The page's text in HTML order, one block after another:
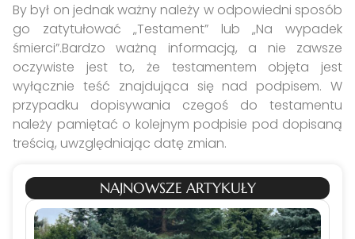
By był on jednak ważny należy w odpowiedni sposób
go zatytułować „Testament” lub „Na wypadek
śmierci”.Bardzo ważną informacją, a nie zawsze
oczywiste jest to, że testamentem objęta jest
wyłącznie teść znajdująca się nad podpisem. W
przypadku dopisywania czegoś do testamentu
należy pamiętać o kolejnym podpisie pod dopisaną
treścią, uwzględniając datę zmian.
NAJNOWSZE ARTYKUŁY